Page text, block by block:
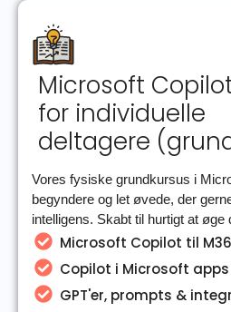
Microsoft
for individuelle
deltagere
Vores fysiske grundkursus i
begyndere og let øvede, der
intelligens. Skabt til hurtigt at øge
Microsoft Copilot til
Copilot i Microsoft apps
GPT'er, prompts &